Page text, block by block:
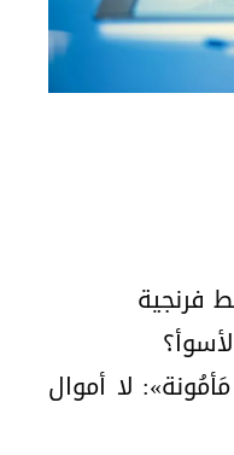
فرنجية
لا أموال